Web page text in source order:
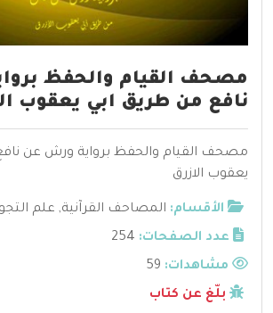
مصحف القيام والحفظ
نافع من طريق ابي يعقوب
مصحف القيام والحفظ برواية ورش عن
يعقوب الازرق
الأقسام: المصاحف القرآنية, علم
عدد الصفحات: 254
مشاهدات:
بلّغ عن كتاب